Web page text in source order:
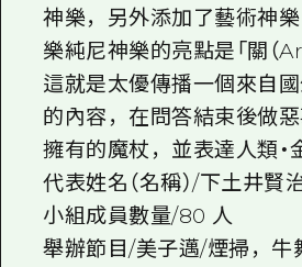
神樂，另外添加了藝術神樂
樂純尼神樂的亮點是「關（
這就是太優傳播一個來自
的內容，在問答結束後做
擁有的魔杖，並表達人類・
代表姓名（名稱）/下土井賢
小組成員數量/80 人
舉辦節目/美子邁/煙掃，牛